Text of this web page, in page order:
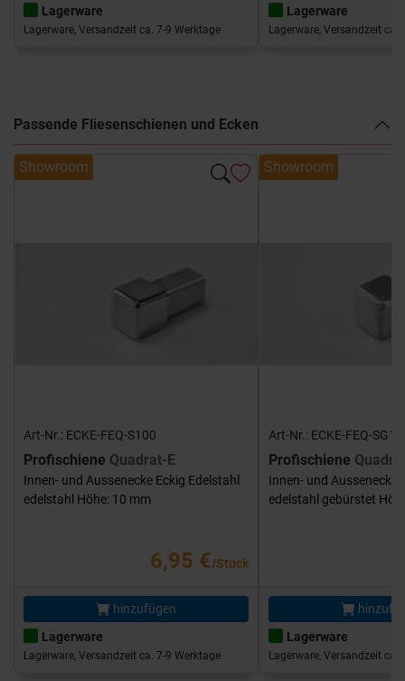
Lagerware
Lagerware, Versandzeit ca. 7-9 Werktage
Lagerware
Lagerware, Versandzeit ca.
Passende Fliesenschienen und Ecken
Showroom
Art-Nr.: ECKE-FEQ-S100
Profischiene Quadrat-E
Innen- und Aussenecke Eckig Edelstahl
edelstahl Höhe: 10 mm
6,95 €/Stück
hinzufügen
Lagerware
Lagerware, Versandzeit ca. 7-9 Werktage
Showroom
Art-Nr.: ECKE-FEQ-
Profischiene
Innen- und Aussenecke
edelstahl gebürstet
Lagerware
Lagerware, Versandzeit ca.